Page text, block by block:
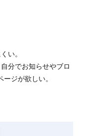
い。
分でお知らせやブロ
ジが欲しい。